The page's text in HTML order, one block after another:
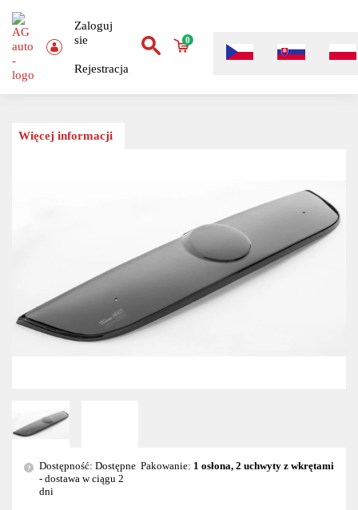
Zaloguj
sie
Rejestracja
0
Więcej informacji
?
Dostępność: Dostępne
- dostawa w ciągu 2
dni
Pakowanie: 1 osłona, 2 uchwyty z wkrętami